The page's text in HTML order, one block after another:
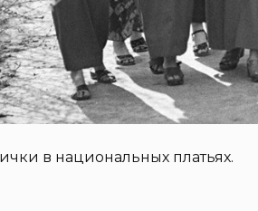
в национальных платьях.